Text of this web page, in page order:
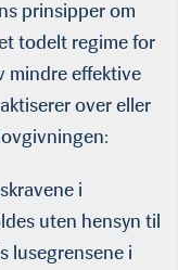
prinsipper om
todelt regime for
mindre effektive
over eller
i
uten hensyn til
lusegrensene i